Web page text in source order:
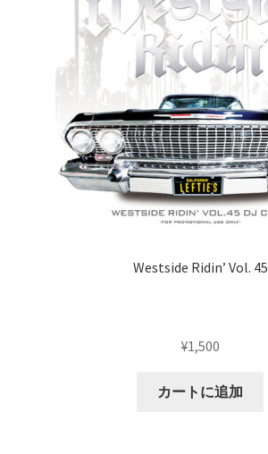
Westside Ridin’ Vol. 45
¥1,500
カートに追加